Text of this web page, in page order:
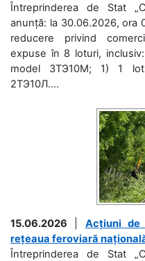
Întreprinderea de Stat
anunță: la 30.06.2026, ora
reducere privind
expuse în 8 loturi,
model 3ТЭ10М; 1) 1
2ТЭ10Л....
15.06.2026
Acțiuni de
rețeaua feroviară
Întreprinderea de Stat